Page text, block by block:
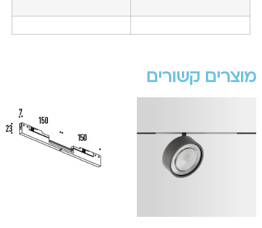
מוצרים קשורים